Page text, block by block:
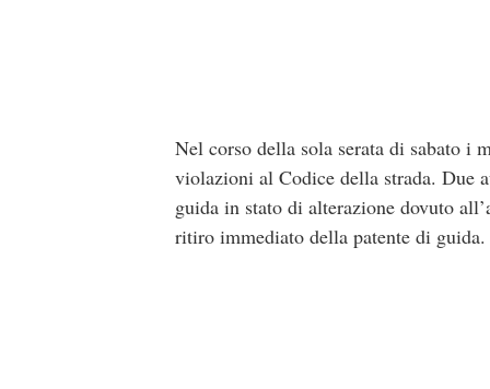
Nel corso della sola serata di sabato i
violazioni al Codice della strada. Due
guida in stato di alterazione dovuto
ritiro immediato della patente di guida.